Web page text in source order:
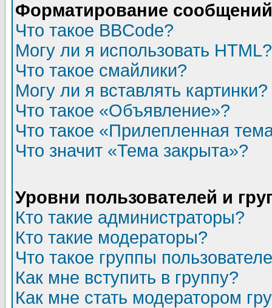
Форматирование
Что такое BBCode?
Могу ли я использовать HTML?
Что такое смайлики?
Могу ли я вставлять картинки?
Что такое «Объявление»?
Что такое «Прилепленная
Что значит «Тема закрыта»?
Уровни пользователей и
Кто такие администраторы?
Кто такие модераторы?
Что такое группы
Как мне вступить в группу?
Как мне стать модератором